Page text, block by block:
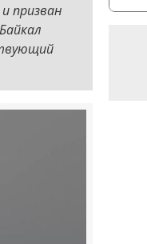
призван